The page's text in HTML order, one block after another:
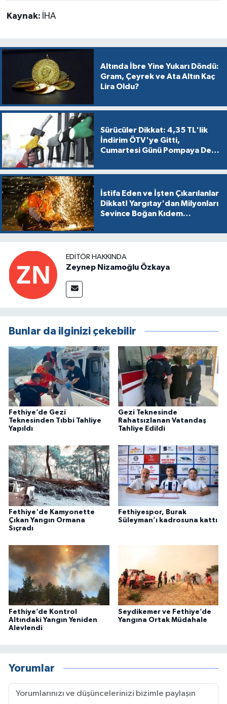
Kaynak: İHA
Altında İbre Yine Yukarı Döndü:
Gram, Çeyrek ve Ata Altın Kaç
Lira Oldu?
Sürücüler Dikkat: 4,35 TL'lik
İndirim ÖTV'ye Gitti,
Cumartesi Günü Pompaya Dev
İstifa Eden ve İşten Çıkarılanlar
Dikkat! Yargıtay'dan Milyonları
Sevince Boğan Kıdem
EDITÖR HAKKINDA
Zeynep Nizamoğlu Özkaya
Bunlar da ilginizi çekebilir
Fethiye’de Gezi
Teknesinden Tıbbi Tahliye
Yapıldı
Gezi Teknesinde
Rahatsızlanan Vatandaş
Tahliye Edildi
Fethiye'de Kamyonette
Çıkan Yangın Ormana
Sıçradı
Fethiyespor, Burak
Süleyman’ı kadrosuna kattı
Fethiye’de Kontrol
Altındaki Yangın Yeniden
Alevlendi
Seydikemer ve Fethiye’de
Yangına Ortak Müdahale
Yorumlar